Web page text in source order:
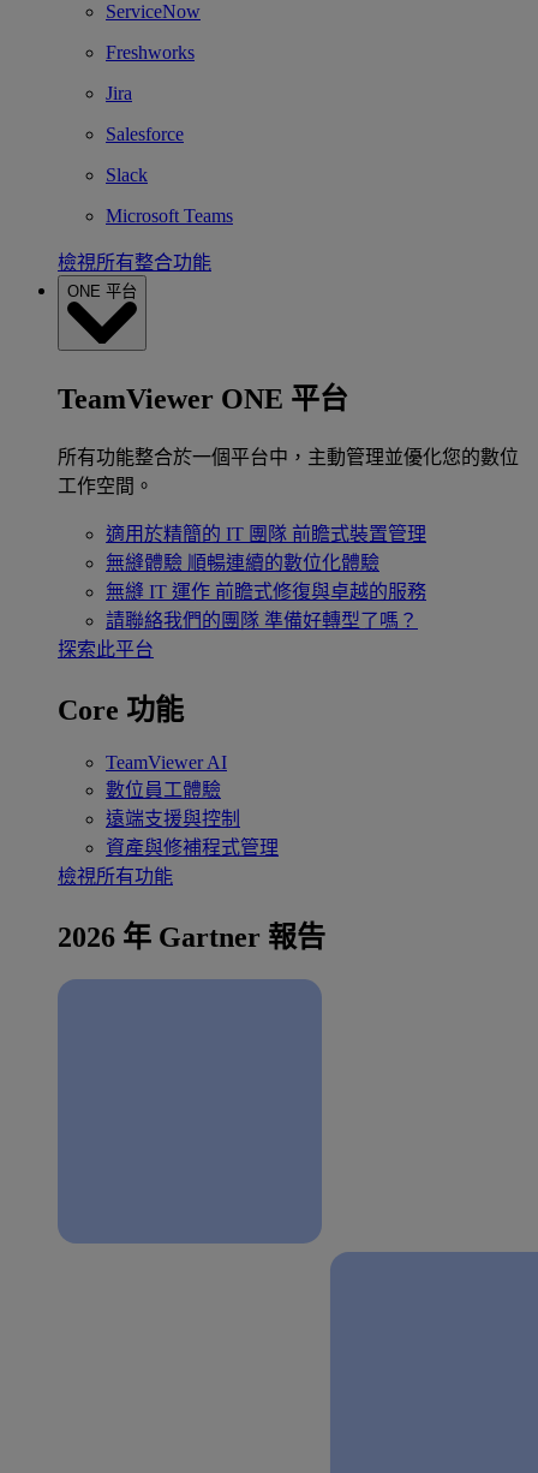
ServiceNow
Freshworks
Jira
Salesforce
Slack
Microsoft Teams
檢視所有整合功能
ONE 平台
TeamViewer ONE 平台
所有功能整合於一個平台中，主動管理並優化您的數位
工作空間。
適用於精簡的 IT 團隊 前瞻式裝置管理
無縫體驗 順暢連續的數位化體驗
無縫 IT 運作 前瞻式修復與卓越的服務
請聯絡我們的團隊 準備好轉型了嗎？
探索此平台
Core 功能
TeamViewer AI
數位員工體驗
遠端支援與控制
資產與修補程式管理
檢視所有功能
2026 年 Gartner 報告